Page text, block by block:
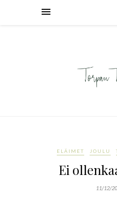
ELÄIMET JOULU
Ei
11/12/